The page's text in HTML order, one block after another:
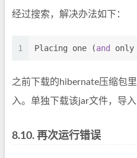
经过搜索，解决办法如下：
1 Placing one (and
之前下载的hibernate压缩包
入。单独下载该jar文件，导入
8.10. 再次运行错误